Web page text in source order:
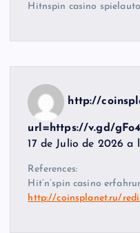
Hitnspin casino
http://
url=https://v.gd/
17 de Julio de 2026 a
References:
Hit’n’spin casino
http://coinsplanet.ru/